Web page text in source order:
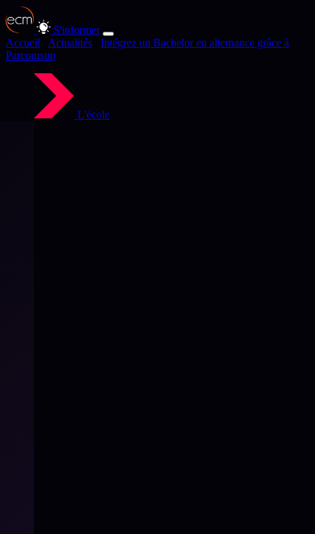
S'informer
Accueil
Actualités
Intégrez un Bachelor en alternance grâce à
Parcoursup
L'école